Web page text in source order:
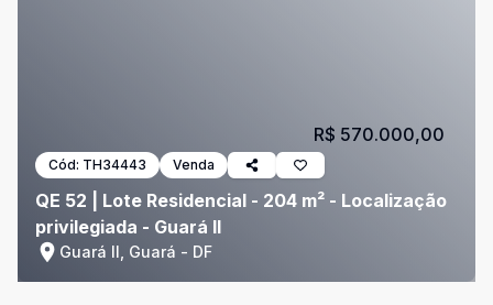
Cód: TH34443 Venda
QE 52 | Lote Residencial - 204 m² - Localização
privilegiada - Guará II
Guará II, Guará - DF
R$ 570.000,00